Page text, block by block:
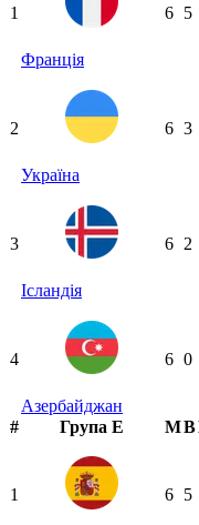
1
Франція
6 5
2
Україна
6 3
3
Ісландія
6 2
4
Азербайджан
6 0
# Група Е МВ
1 6 5